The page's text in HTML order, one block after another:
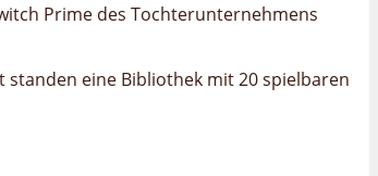
Prime des Tochterunternehmens
eine Bibliothek mit 20 spielbaren